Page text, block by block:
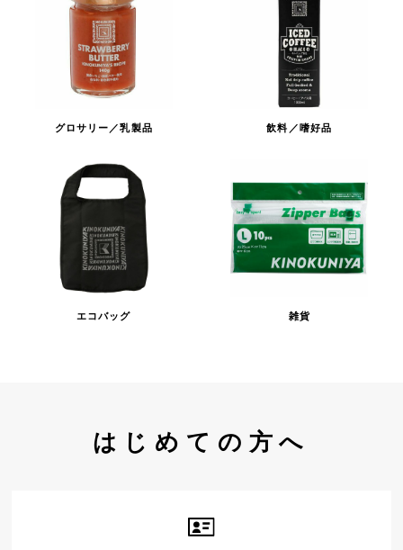
グロサリー／乳製品 飲料／嗜好品
エコバッグ 雑貨
はじめての方へ